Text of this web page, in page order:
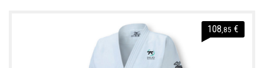
108 ,85 €